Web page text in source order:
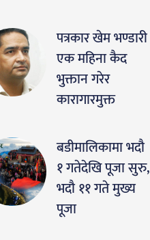
पत्रकार खेम भण्डारी
एक महिना कैद
भुक्तान गरेर
कारागारमुक्त
बडीमालिकामा भदौ
१ गतेदेखि पूजा सुरु,
भदौ ११ गते मुख्य
पूजा